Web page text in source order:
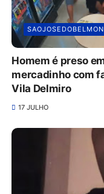
Homem é preso
mercadinho com
Vila Delmiro
17 JULHO